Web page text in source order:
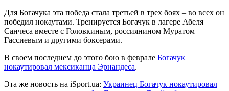
Для Богачука эта победа стала третьей в трех боях – во всех он
победил нокаутами. Тренируется Богачук в лагере Абеля
Санчеса вместе с Головкиным, россиянином Муратом
Гассиевым и другими боксерами.
В своем последнем до этого бою в феврале Богачук
нокаутировал мексиканца Эрнандеса.
Эта же новость на iSport.ua: Украинец Богачук нокаутировал